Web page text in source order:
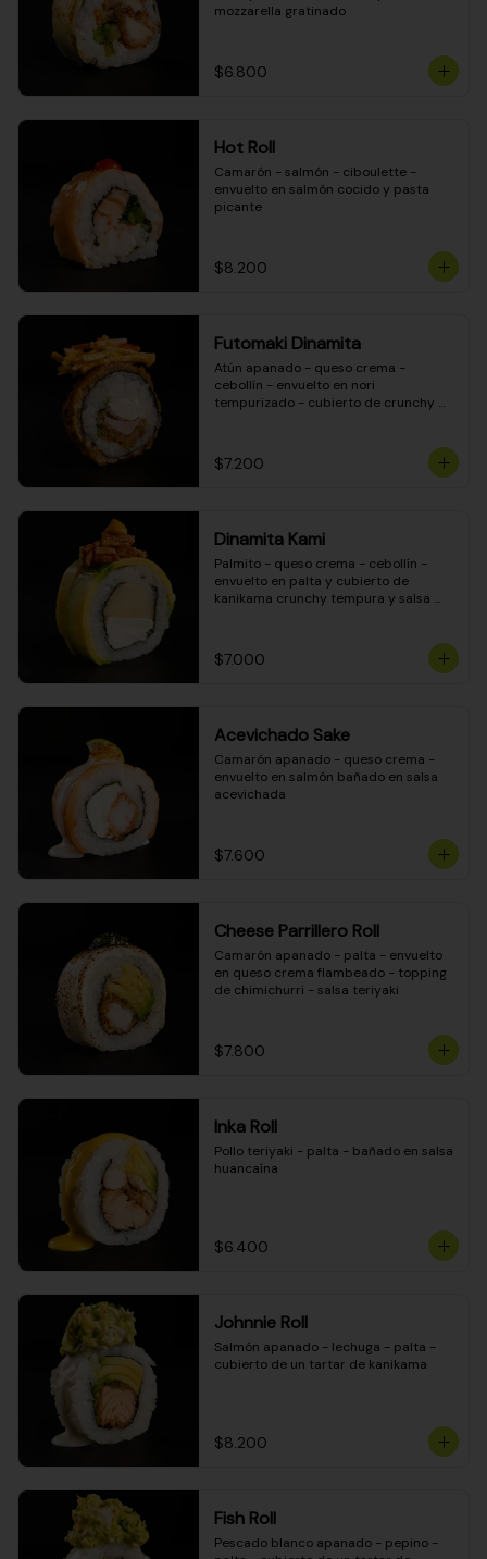
mozzarella gratinado
$6.800
Hot Roll
Camarón - salmón - ciboulette -
envuelto en salmón cocido y pasta
picante
$8.200
Futomaki Dinamita
Atún apanado - queso crema -
cebollín - envuelto en nori
tempurizado - cubierto de crunchy
$7.200
Dinamita Kami
Palmito - queso crema - cebollín -
envuelto en palta y cubierto de
kanikama crunchy tempura y salsa
$7.000
Acevichado Sake
Camarón apanado - queso crema -
envuelto en salmón bañado en salsa
acevichada
$7.600
Cheese Parrillero Roll
Camarón apanado - palta - envuelto
en queso crema flambeado - topping
de chimichurri - salsa teriyaki
$7.800
Inka Roll
Pollo teriyaki - palta - bañado en salsa
huancaína
$6.400
Johnnie Roll
Salmón apanado - lechuga - palta -
cubierto de un tartar de kanikama
$8.200
Fish Roll
Pescado blanco apanado - pepino -